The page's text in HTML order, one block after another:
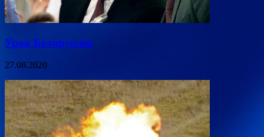
Урок Белоруссии
27.08.2020